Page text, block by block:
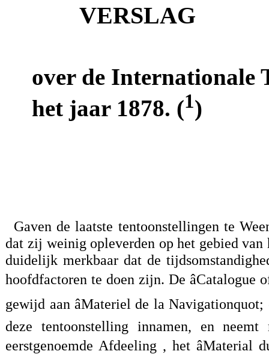
VERSLAG
over de Internationale
het jaar 1878. (1)
Gaven de laatste tentoonstellingen te
dat zij weinig opleverden op het gebied
duidelijk merkbaar dat de
hoofdfactoren te doen zijn. De
gewijd aan âMateriel de la
deze tentoonstelling innamen, en
eerstgenoemde Afdeeling , het